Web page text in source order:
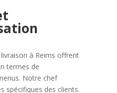
à Reims offrent
termes de
Notre chef
spécifiques des clients.